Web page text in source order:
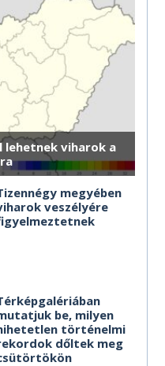
lehetnek viharok a
megyében
veszélyére
be, milyen
történelmi
dőltek meg